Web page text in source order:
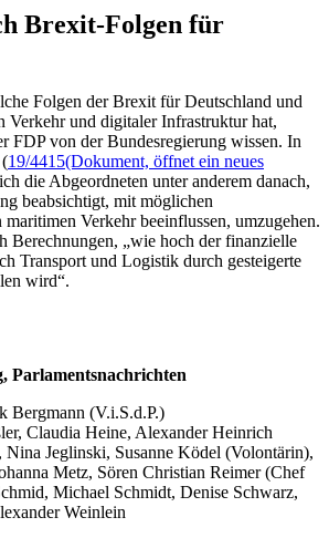
Brexit-Folgen für
Folgen der Brexit für Deutschland und
Verkehr und digitaler Infrastruktur hat,
FDP von der Bundesregierung wissen. In
19/4415(Dokument, öffnet ein neues
die Abgeordneten unter anderem danach,
beabsichtigt, mit möglichen
Verkehr beeinflussen, umzugehen.
Berechnungen, „wie hoch der finanzielle
Transport und Logistik durch gesteigerte
wird“.
Parlamentsnachrichten
Bergmann (V.i.S.d.P.)
Claudia Heine, Alexander Heinrich
Nina Jeglinski, Susanne Ködel (Volontärin),
Metz, Sören Christian Reimer (Chef
Michael Schmidt, Denise Schwarz,
Weinlein